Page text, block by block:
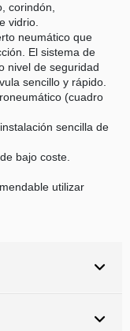
corindón,
vidrio.
neumático que
El sistema de
nivel de seguridad
sencillo y rápido.
(cuadro
sencilla de
bajo coste.
utilizar